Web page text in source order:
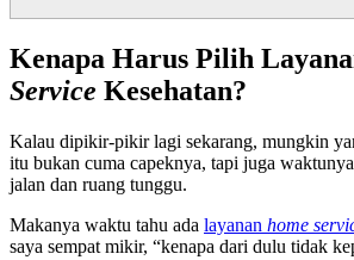
Kenapa Harus Pilih
Service Kesehatan?
Kalau dipikir-pikir lagi sekarang, mungkin
itu bukan cuma capeknya, tapi juga
jalan dan ruang tunggu.
Makanya waktu tahu ada layanan home
saya sempat mikir, “kenapa dari dulu tidak